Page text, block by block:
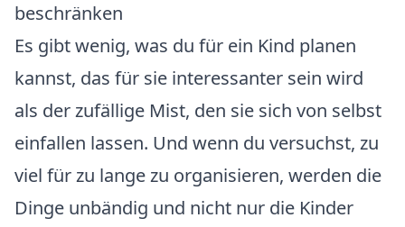
beschränken
Es gibt wenig, was du für ein Kind planen
kannst, das für sie interessanter sein wird
als der zufällige Mist, den sie sich von selbst
einfallen lassen. Und wenn du versuchst, zu
viel für zu lange zu organisieren, werden die
Dinge unbändig und nicht nur die Kinder